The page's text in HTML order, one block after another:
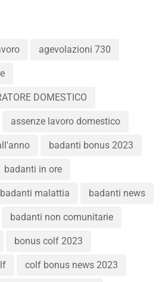
agevolazioni 730
DOMESTICO
assenze lavoro domestico
badanti bonus 2023
badanti in ore
badanti malattia badanti news
badanti non comunitarie
bonus colf 2023
colf bonus news 2023